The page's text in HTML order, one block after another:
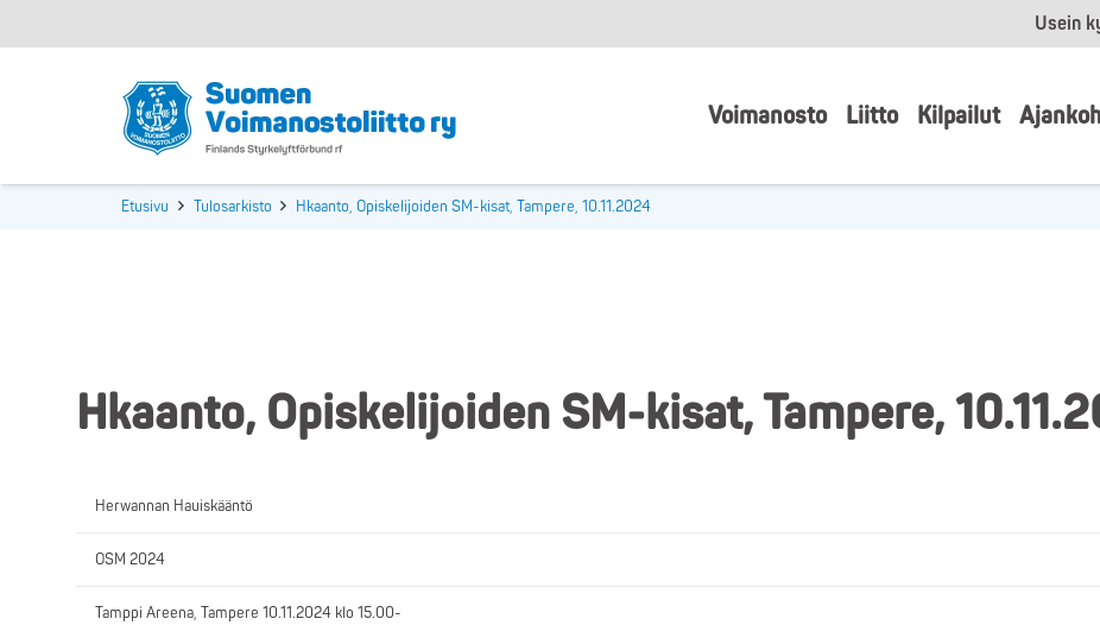
Usein
Voimanosto Liitto Kilpailut
Etusivu Tulosarkisto Hkaanto, Opiskelijoiden SM-kisat, Tampere, 10.11.2024
Hkaanto, Opiskelijoiden SM-kisat, Tampere,
Herwannan Hauiskääntö
OSM 2024
Tamppi Areena, Tampere 10.11.2024 klo 15.00-